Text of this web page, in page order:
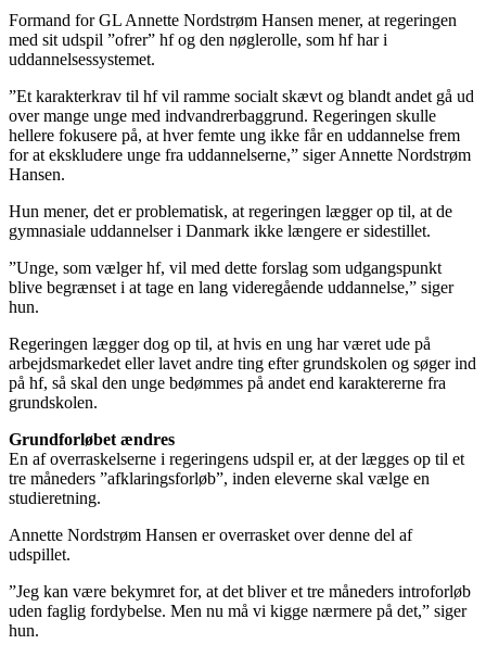
Formand for GL Annette Nordstrøm Hansen mener, at regeringen
med sit udspil ”ofrer” hf og den nøglerolle, som hf har i
uddannelsessystemet.
”Et karakterkrav til hf vil ramme socialt skævt og blandt andet gå ud
over mange unge med indvandrerbaggrund. Regeringen skulle
hellere fokusere på, at hver femte ung ikke får en uddannelse frem
for at ekskludere unge fra uddannelserne,” siger Annette Nordstrøm
Hansen.
Hun mener, det er problematisk, at regeringen lægger op til, at de
gymnasiale uddannelser i Danmark ikke længere er sidestillet.
”Unge, som vælger hf, vil med dette forslag som udgangspunkt
blive begrænset i at tage en lang videregående uddannelse,” siger
hun.
Regeringen lægger dog op til, at hvis en ung har været ude på
arbejdsmarkedet eller lavet andre ting efter grundskolen og søger ind
på hf, så skal den unge bedømmes på andet end karaktererne fra
grundskolen.
Grundforløbet ændres
En af overraskelserne i regeringens udspil er, at der lægges op til et
tre måneders ”afklaringsforløb”, inden eleverne skal vælge en
studieretning.
Annette Nordstrøm Hansen er overrasket over denne del af
udspillet.
”Jeg kan være bekymret for, at det bliver et tre måneders introforløb
uden faglig fordybelse. Men nu må vi kigge nærmere på det,” siger
hun.